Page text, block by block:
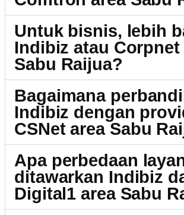
Untuk bisnis, lebih
Indibiz atau Corpnet
Sabu Raijua?
Bagaimana
Indibiz dengan
CSNet area Sabu
Apa perbedaan
ditawarkan Indibiz
Digital1 area Sabu